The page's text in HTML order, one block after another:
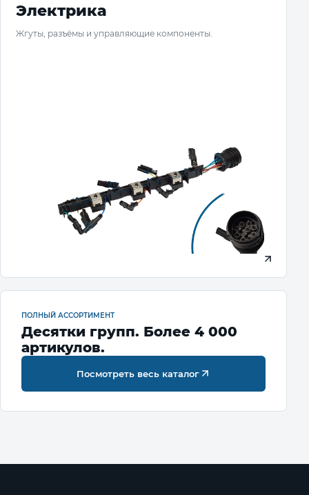
Электрика
Жгуты, разъёмы и управляющие компоненты.
ПОЛНЫЙ АССОРТИМЕНТ
Десятки групп. Более 4 000
артикулов.
Посмотреть весь каталог